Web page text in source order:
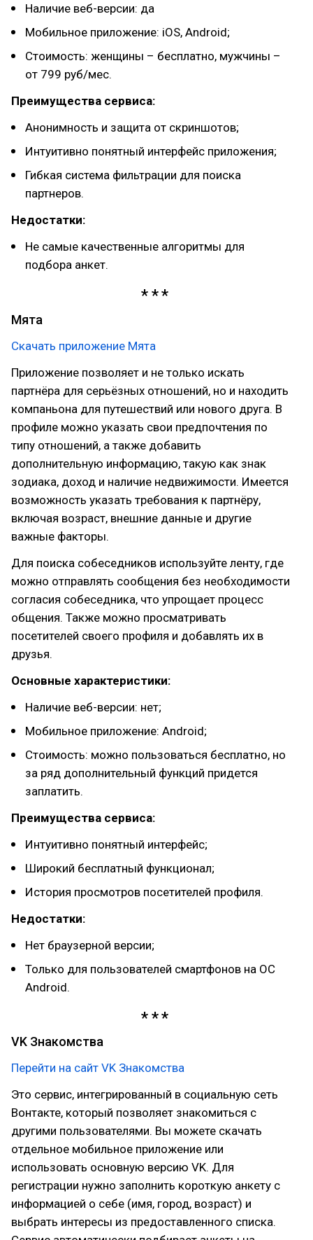
Наличие веб-версии: да
Мобильное приложение: iOS, Android;
Стоимость: женщины – бесплатно, мужчины –
от 799 руб/мес.
Преимущества сервиса:
Анонимность и защита от скриншотов;
Интуитивно понятный интерфейс приложения;
Гибкая система фильтрации для поиска
партнеров.
Недостатки:
Не самые качественные алгоритмы для
подбора анкет.
Мята
Скачать приложение Мята
Приложение позволяет и не только искать
партнёра для серьёзных отношений, но и находить
компаньона для путешествий или нового друга. В
профиле можно указать свои предпочтения по
типу отношений, а также добавить
дополнительную информацию, такую как знак
зодиака, доход и наличие недвижимости. Имеется
возможность указать требования к партнёру,
включая возраст, внешние данные и другие
важные факторы.
Для поиска собеседников используйте ленту, где
можно отправлять сообщения без необходимости
согласия собеседника, что упрощает процесс
общения. Также можно просматривать
посетителей своего профиля и добавлять их в
друзья.
Основные характеристики:
Наличие веб-версии: нет;
Мобильное приложение: Android;
Стоимость: можно пользоваться бесплатно, но
за ряд дополнительный функций придется
заплатить.
Преимущества сервиса:
Интуитивно понятный интерфейс;
Широкий бесплатный функционал;
История просмотров посетителей профиля.
Недостатки:
Нет браузерной версии;
Только для пользователей смартфонов на ОС
Android.
VK Знакомства
Перейти на сайт VK Знакомства
Это сервис, интегрированный в социальную сеть
Вонтакте, который позволяет знакомиться с
другими пользователями. Вы можете скачать
отдельное мобильное приложение или
использовать основную версию VK. Для
регистрации нужно заполнить короткую анкету с
информацией о себе (имя, город, возраст) и
выбрать интересы из предоставленного списка.